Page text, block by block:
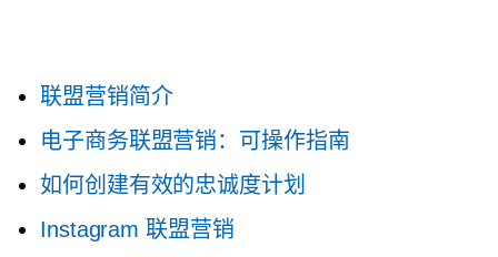
联盟营销简介
电子商务联盟营销：可操作指南
如何创建有效的忠诚度计划
Instagram 联盟营销